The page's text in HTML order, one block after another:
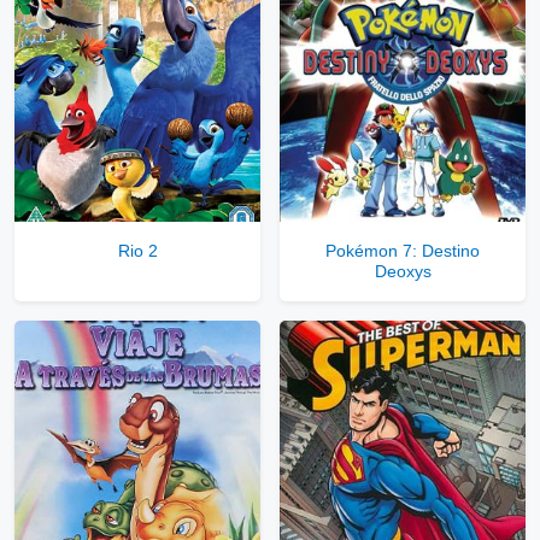
Ver Enlaces Privados VIP
Servidores directos
Solo disponible para usuarios registrados.
Comprar Cuenta VIP Aquí!
Rio 2
Pokémon 7: Destino
Deoxys